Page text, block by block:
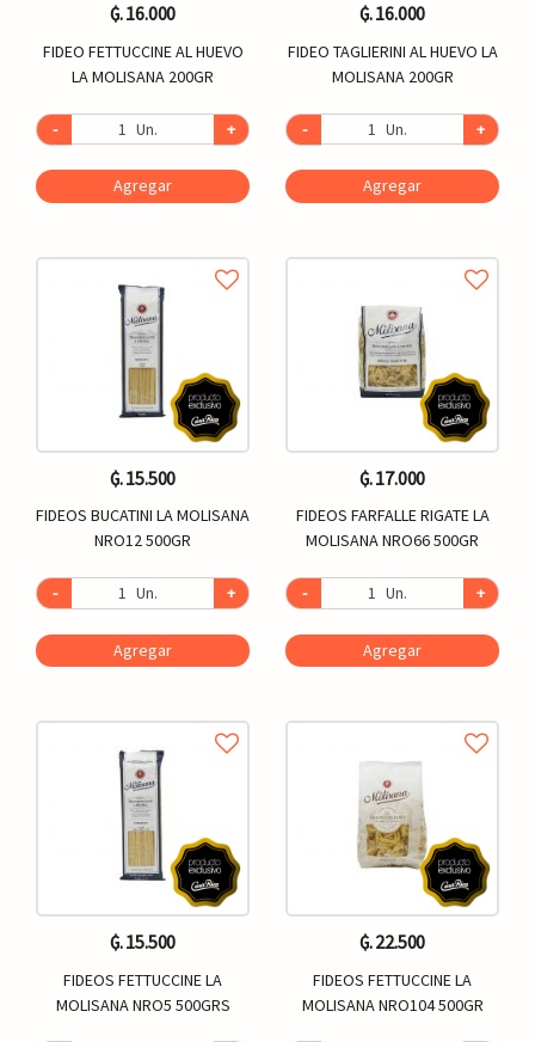
₲. 16.000
FIDEO FETTUCCINE AL HUEVO
LA MOLISANA 200GR
- Un. +
Agregar
₲. 16.000
FIDEO TAGLIERINI AL HUEVO LA
MOLISANA 200GR
- Un. +
Agregar
₲. 15.500
FIDEOS BUCATINI LA MOLISANA
NRO12 500GR
- Un. +
Agregar
₲. 17.000
FIDEOS FARFALLE RIGATE LA
MOLISANA NRO66 500GR
- Un. +
Agregar
₲. 15.500
FIDEOS FETTUCCINE LA
MOLISANA NRO5 500GRS
₲. 22.500
FIDEOS FETTUCCINE LA
MOLISANA NRO104 500GR